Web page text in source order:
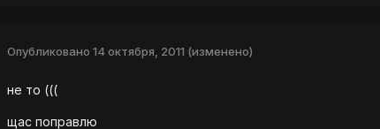
Опубликовано 14 октября, 2011 (изменено)
не то (((
щас поправлю